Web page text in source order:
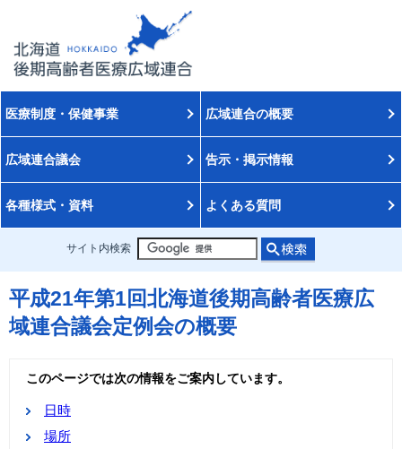
医療制度・保健事業 広域連合の概要
広域連合議会 告示・掲示情報
各種様式・資料 よくある質問
サイト内検索
平成21年第1回北海道後期高齢者医療広
域連合議会定例会の概要
このページでは次の情報をご案内しています。
日時
場所